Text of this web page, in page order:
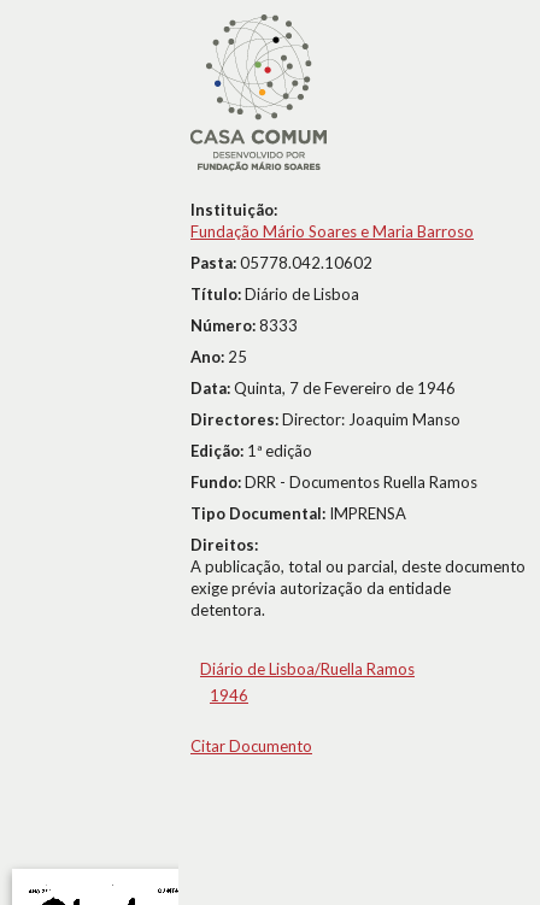
Instituição:
Fundação Mário Soares e Maria Barroso
Pasta:05778.042.10602
Título:Diário de Lisboa
Número:8333
Ano: 25
Data:Quinta, 7 de Fevereiro de 1946
Directores:Director: Joaquim Manso
Edição: 1ª edição
Fundo:DRR - Documentos Ruella Ramos
Tipo Documental: IMPRENSA
Direitos:
A publicação, total ou parcial, deste documento
exige prévia autorização da entidade
detentora.
Diário de Lisboa/Ruella Ramos
1946
Citar Documento